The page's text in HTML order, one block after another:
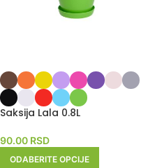
Saksija Lala 0.8L
90.00 RSD
ODABERITE OPCIJE